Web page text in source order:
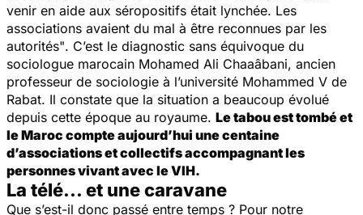
venir en aide aux séropositifs était lynchée. Les
associations avaient du mal à être reconnues par les
autorités". C’est le diagnostic sans équivoque du
sociologue marocain Mohamed Ali Chaaâbani, ancien
professeur de sociologie à l’université Mohammed V de
Rabat. Il constate que la situation a beaucoup évolué
depuis cette époque au royaume. Le tabou est tombé et
le Maroc compte aujourd’hui une centaine
d’associations et collectifs accompagnant les
personnes vivant avec le VIH.
La télé... et une caravane
Que s’est-il donc passé entre temps ? Pour notre